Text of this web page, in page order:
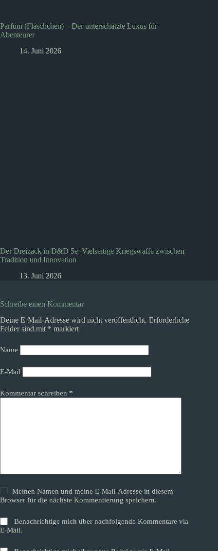
Parfüm (Fläschchen) – Der unterschätzte Luxus für
Abenteurer
14. Juni 2026
Der Dreizack in D&D 5e: Vielseitige Kriegswaffe zwischen
Tradition und Innovation
13. Juni 2026
Schreibe einen Kommentar
Deine E-Mail-Adresse wird nicht veröffentlicht. Erforderliche
Felder sind mit * markiert
Name
E-Mail
Kommentar schreiben *
Meinen Namen und meine E-Mail-Adresse in diesem
Browser für die nächste Kommentierung speichern.
Benachrichtige mich über nachfolgende Kommentare via
E-Mail.